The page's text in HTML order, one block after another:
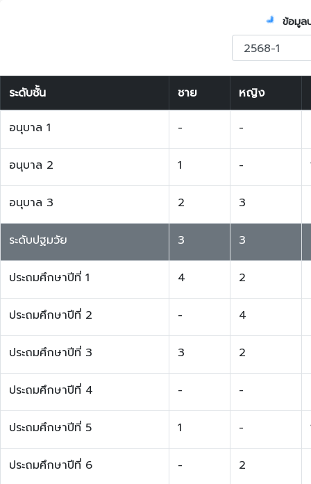
ข้อมูล
ระดับชั้น ชาย หญิง
อนุบาล 1 - -
อนุบาล 2 1 -
อนุบาล 3 2 3
ระดับปฐมวัย 3 3
ประถมศึกษาปีที่ 1 4 2
ประถมศึกษาปีที่ 2 - 4
ประถมศึกษาปีที่ 3 3 2
ประถมศึกษาปีที่ 4 - -
ประถมศึกษาปีที่ 5 1 -
ประถมศึกษาปีที่ 6 - 2